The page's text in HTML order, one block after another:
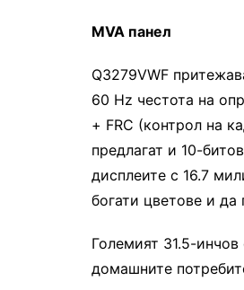
MVA панел
Q3279VWF
60 Hz честота на
+ FRC (контрол на
предлагат и 10-
дисплеите с 16.7
богати цветове и да
Големият 31.5-
домашните